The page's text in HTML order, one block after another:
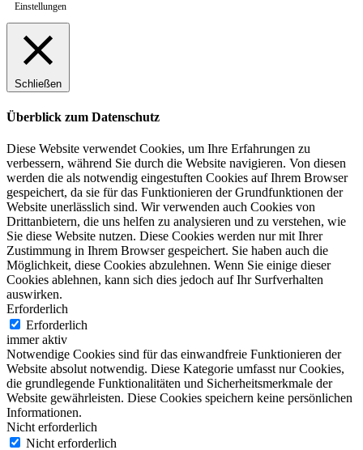
Einstellungen
Schließen
Überblick zum Datenschutz
Diese Website verwendet Cookies, um Ihre Erfahrungen zu
verbessern, während Sie durch die Website navigieren. Von diesen
werden die als notwendig eingestuften Cookies auf Ihrem Browser
gespeichert, da sie für das Funktionieren der Grundfunktionen der
Website unerlässlich sind. Wir verwenden auch Cookies von
Drittanbietern, die uns helfen zu analysieren und zu verstehen, wie
Sie diese Website nutzen. Diese Cookies werden nur mit Ihrer
Zustimmung in Ihrem Browser gespeichert. Sie haben auch die
Möglichkeit, diese Cookies abzulehnen. Wenn Sie einige dieser
Cookies ablehnen, kann sich dies jedoch auf Ihr Surfverhalten
auswirken.
Erforderlich
Erforderlich
immer aktiv
Notwendige Cookies sind für das einwandfreie Funktionieren der
Website absolut notwendig. Diese Kategorie umfasst nur Cookies,
die grundlegende Funktionalitäten und Sicherheitsmerkmale der
Website gewährleisten. Diese Cookies speichern keine persönlichen
Informationen.
Nicht erforderlich
Nicht erforderlich